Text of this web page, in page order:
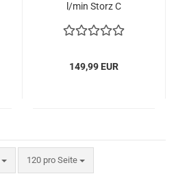
l/min Storz C
149,99 EUR
120 pro Seite
pro Seite